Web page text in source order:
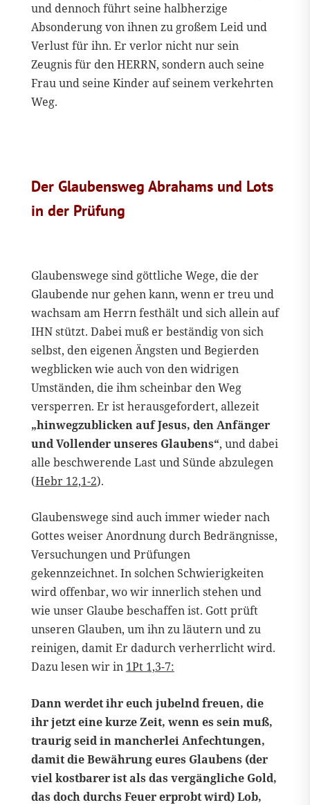
und dennoch führt seine halbherzige
Absonderung von ihnen zu großem Leid und
Verlust für ihn. Er verlor nicht nur sein
Zeugnis für den HERRN, sondern auch seine
Frau und seine Kinder auf seinem verkehrten
Weg.
Der Glaubensweg Abrahams und Lots
in der Prüfung
Glaubenswege sind göttliche Wege, die der
Glaubende nur gehen kann, wenn er treu und
wachsam am Herrn festhält und sich allein auf
IHN stützt. Dabei muß er beständig von sich
selbst, den eigenen Ängsten und Begierden
wegblicken wie auch von den widrigen
Umständen, die ihm scheinbar den Weg
versperren. Er ist herausgefordert, allezeit
„hinwegzublicken auf Jesus, den Anfänger
und Vollender unseres Glaubens“, und dabei
alle beschwerende Last und Sünde abzulegen
(Hebr 12,1-2).
Glaubenswege sind auch immer wieder nach
Gottes weiser Anordnung durch Bedrängnisse,
Versuchungen und Prüfungen
gekennzeichnet. In solchen Schwierigkeiten
wird offenbar, wo wir innerlich stehen und
wie unser Glaube beschaffen ist. Gott prüft
unseren Glauben, um ihn zu läutern und zu
reinigen, damit Er dadurch verherrlicht wird.
Dazu lesen wir in 1Pt 1,3-7:
Dann werdet ihr euch jubelnd freuen, die
ihr jetzt eine kurze Zeit, wenn es sein muß,
traurig seid in mancherlei Anfechtungen,
damit die Bewährung eures Glaubens (der
viel kostbarer ist als das vergängliche Gold,
das doch durchs Feuer erprobt wird) Lob,